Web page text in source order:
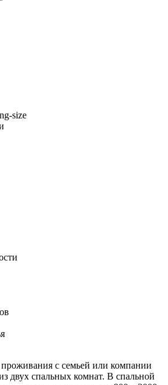
size
с семьей или компании
двух спальных комнат. В спальной